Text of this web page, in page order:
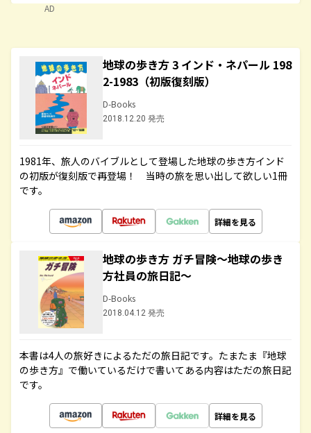
AD
地球の歩き方 3 インド・ネパール 198
2-1983（初版復刻版）
D-Books
2018.12.20 発売
1981年、旅人のバイブルとして登場した地球の歩き方インド
の初版が復刻版で再登場！ 当時の旅を思い出して欲しい1冊
です。
詳細を見る
地球の歩き方 ガチ冒険～地球の歩き
方社員の旅日記～
D-Books
2018.04.12 発売
本書は4人の旅好きによるただの旅日記です。たまたま『地球
の歩き方』で働いているだけで書いてある内容はただの旅日記
です。
詳細を見る